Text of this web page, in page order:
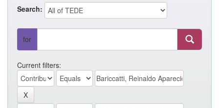
Search:
for
Current filters: